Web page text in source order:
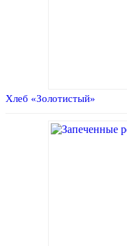
Хлеб «Золотистый»